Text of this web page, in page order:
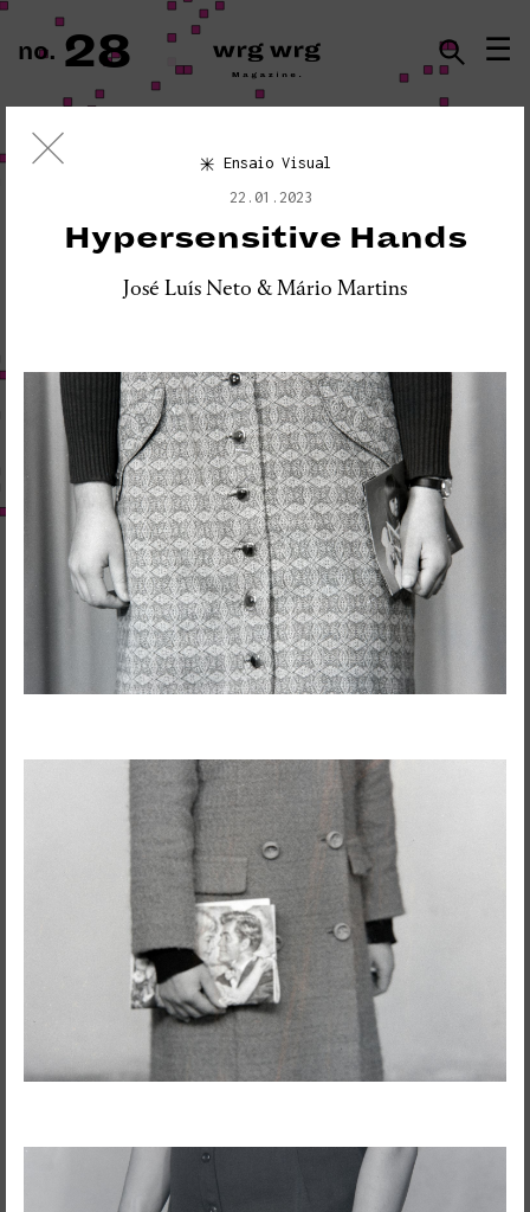
no. 28 ☰
Ensaio Visual
«PLEASE DO NOT DISTURB:
SEISMOGRAPH EQUIPMENT»
RedSkyFalls: Miscelânea #3
THE GROUND SWAM TO THE
Ensaio Visual
22.01.2023
Hypersensitive Hands
José Luís Neto & Mário Martins